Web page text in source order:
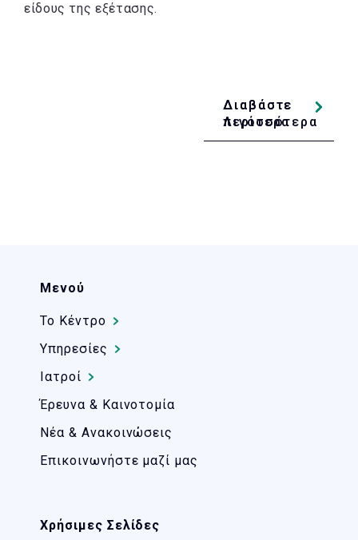
είδους της εξέτασης.
Διαβάστε
Λιγότερα
Διαβάστε
περισσότερα
Μενού
Το Kέντρο
Υπηρεσίες
Ιατροί
Έρευνα & Καινοτομία
Νέα & Ανακοινώσεις
Επικοινωνήστε μαζί μας
Χρήσιμες Σελίδες